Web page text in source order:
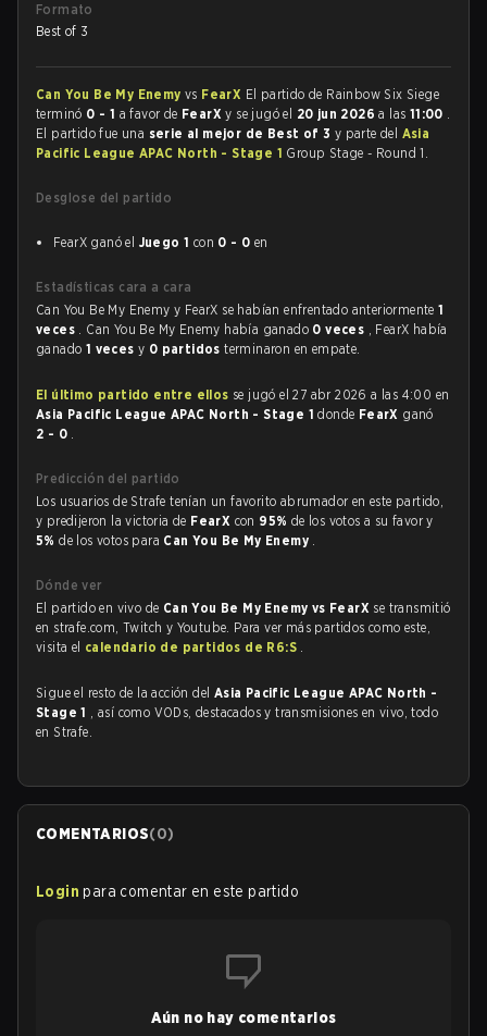
Formato
Best of 3
Can You Be My Enemy vs FearX El partido de Rainbow Six Siege
terminó 0 - 1 a favor de FearXy se jugó el 20 jun 2026a las 11:00 .
El partido fue una serie al mejor de Best of 3 y parte del Asia
Pacific League APAC North - Stage 1 Group Stage - Round 1.
Desglose del partido
FearX ganó el Juego 1 con 0 - 0 en
Estadísticas cara a cara
Can You Be My Enemy y FearX se habían enfrentado anteriormente1
veces . Can You Be My Enemy había ganado 0 veces , FearX había
ganado 1 vecesy 0 partidosterminaron en empate.
El último partido entre ellos se jugó el 27 abr 2026 a las 4:00 en
Asia Pacific League APAC North - Stage 1donde FearX ganó
2 - 0 .
Predicción del partido
Los usuarios de Strafe tenían un favorito abrumador en este partido,
y predijeron la victoria de FearX con 95% de los votos a su favor y
5%de los votos para Can You Be My Enemy .
Dónde ver
El partido en vivo de Can You Be My Enemy vs FearX se transmitió
en strafe.com, Twitch y Youtube. Para ver más partidos como este,
visita el calendario de partidos de R6:S .
Sigue el resto de la acción del Asia Pacific League APAC North -
Stage 1 , así como VODs, destacados y transmisiones en vivo, todo
en Strafe.
COMENTARIOS(0)
Login para comentar en este partido
Aún no hay comentarios